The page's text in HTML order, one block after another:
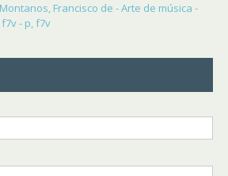
Francisco de - Arte de música -
f7v - p, f7v